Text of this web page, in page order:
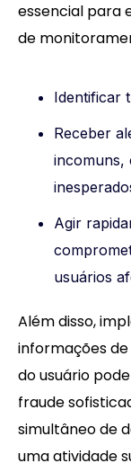
essencial para
de
Identificar
Receber
incomuns,
Agir
usuários
Além disso,
informações
do usuário
fraude
simultâneo de
uma atividade